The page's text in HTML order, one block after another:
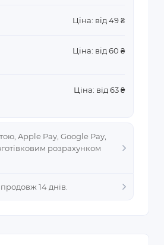
Apple Pay, Google Pay,
розрахунком
Ціна: від 49 ₴
Ціна: від 60 ₴
Ціна: від 63 ₴
14 днів.